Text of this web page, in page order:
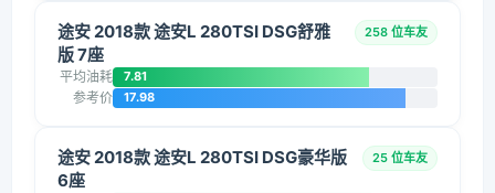
途安 2018款 途安L 280TSI DSG舒雅
版 7座
258 位车友
平均油耗 7.81
参考价 17.98
途安 2018款 途安L 280TSI DSG豪华版
6座
25 位车友